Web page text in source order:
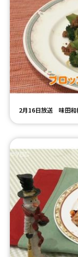
2月16日放送 味田和